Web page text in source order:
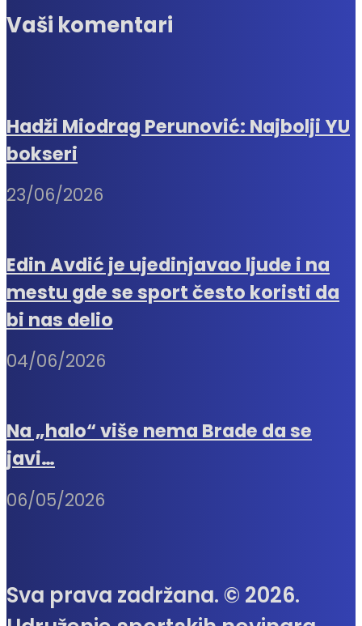
Vaši komentari
Hadži Miodrag Perunović: Najbolji YU
bokseri
23/06/2026
Edin Avdić je ujedinjavao ljude i na
mestu gde se sport često koristi da
bi nas delio
04/06/2026
Na „halo“ više nema Brade da se
javi…
06/05/2026
Sva prava zadržana. © 2026.